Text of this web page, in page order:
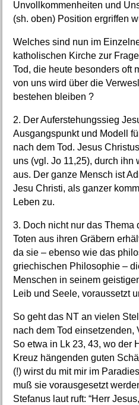
Unvollkommenheiten und
(sh. oben) Position ergriffen
Welches sind nun im
katholischen Kirche zur
Tod, die heute besonders oft
von uns wird über die
bestehen bleiben ?
2. Der Auferstehungssieg
Ausgangspunkt und Modell
nach dem Tod. Jesus
uns (vgl. Jo 11,25), durch ihn
aus. Der ganze Mensch ist
Jesu Christi, als ganzer
Leben zu.
3. Doch nicht nur das Thema
Toten aus ihren Gräbern
da sie – ebenso wie das
griechischen Philosophie –
Menschen in seinem
Leib und Seele, voraussetzt
So geht das NT an vielen
nach dem Tod
So etwa in Lk 23, 43, wo der
Kreuz hängenden guten
(!) wirst du mit mir im
muß sie vorausgesetzt
Stefanus laut ruft: “Herr